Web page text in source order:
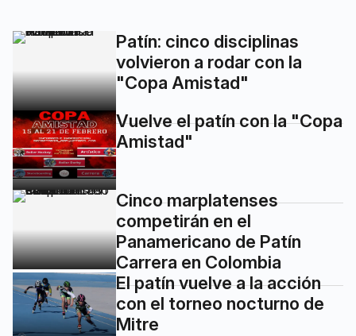
Patín: cinco disciplinas
volvieron a rodar con la
"Copa Amistad"
Vuelve el patín con la "Copa
Amistad"
Cinco marplatenses
competirán en el
Panamericano de Patín
Carrera en Colombia
El patín vuelve a la acción
con el torneo nocturno de
Mitre